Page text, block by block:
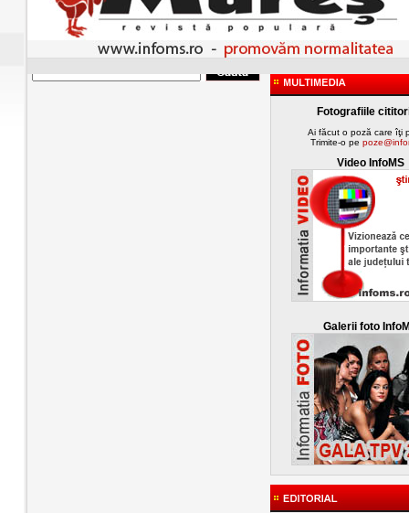
Fotografiile
Ai făcut o poză care îţi
Trimite-o pe
Video InfoMS
Galerii foto